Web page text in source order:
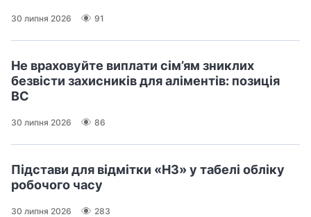
30 липня 2026 91
Не враховуйте виплати сім’ям зниклих
безвісти захисників для аліментів: позиція
ВС
30 липня 2026 86
Підстави для відмітки «НЗ» у табелі обліку
робочого часу
30 липня 2026 283